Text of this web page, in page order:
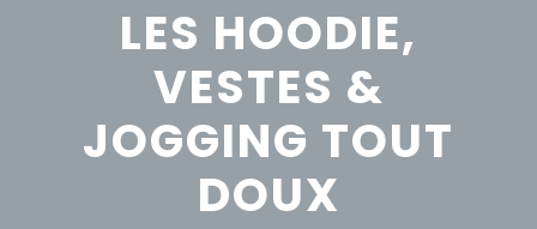
LES HOODIE,
VESTES &
JOGGING TOUT
DOUX